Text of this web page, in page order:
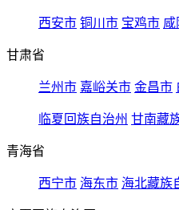
西安市 铜川市 宝鸡市 咸
甘肃省
兰州市 嘉峪关市 金昌市
临夏回族自治州 甘南藏
青海省
西宁市 海东市 海北藏族